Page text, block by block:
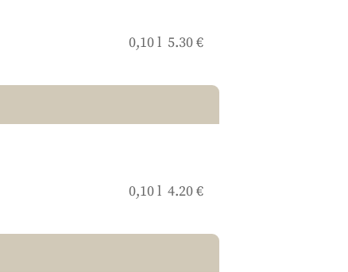
0,10 l 5.30 €
0,10 l 4.20 €